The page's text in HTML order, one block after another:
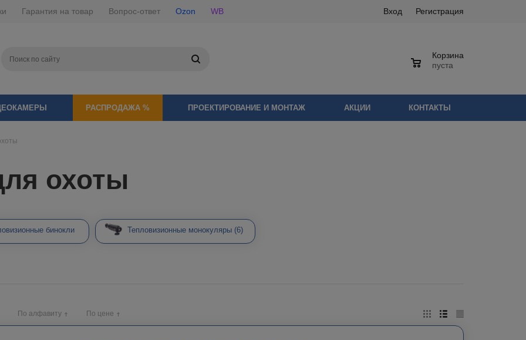
Гарантия на товар Вопрос-ответ Ozon WB Вход Регистрация
Корзина
пуста
РАСПРОДАЖА % ПРОЕКТИРОВАНИЕ И МОНТАЖ АКЦИИ КОНТАКТЫ
охоты
бинокли Тепловизионные монокуляры (6)
По алфавиту По цене